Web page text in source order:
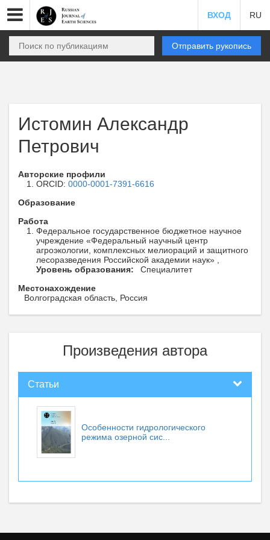
ВХОД RU
Отправить рукопись
Истомин Александр
Петрович
Авторские профили
ORCID: 0000-0001-7391-6616
Образование
Работа
Федеральное государственное бюджетное научное
учреждение «Федеральный научный центр
агроэкологии, комплексных мелиораций и защитного
лесоразведения Российской академии наук» ,
Уровень образования:
Специалитет
Местонахождение
Волгоградская область, Россия
Произведения автора
Статьи
Особенности гидрологического
режима озерной сис...